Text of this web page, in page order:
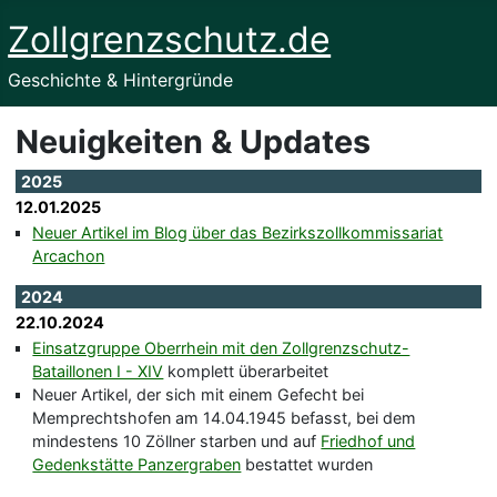
Zollgrenzschutz.de
Geschichte & Hintergründe
Neuigkeiten & Updates
2025
12.01.2025
Neuer Artikel im Blog über das Bezirkszollkommissariat
Arcachon
2024
22.10.2024
Einsatzgruppe Oberrhein mit den Zollgrenzschutz-
Bataillonen I - XIV komplett überarbeitet
Neuer Artikel, der sich mit einem Gefecht bei
Memprechtshofen am 14.04.1945 befasst, bei dem
mindestens 10 Zöllner starben und auf Friedhof und
Gedenkstätte Panzergraben bestattet wurden